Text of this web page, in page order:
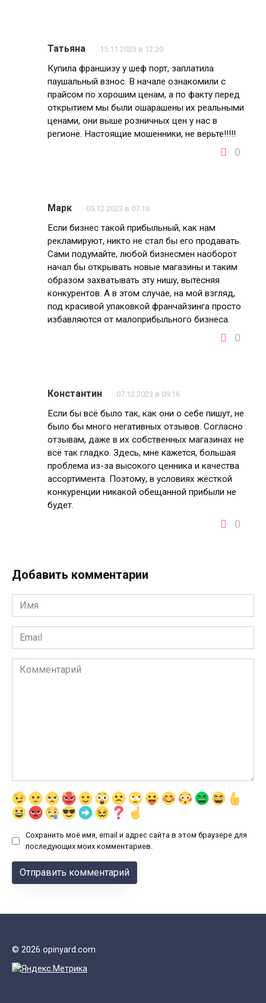
Татьяна 15.11.2023 в 12:20
Купила франшизу у шеф порт, заплатила
паушальный взнос. В начале ознакомили с
прайсом по хорошим ценам, а по факту перед
открытием мы были ошарашены их реальными
ценами, они выше розничных цен у нас в
регионе. Настоящие мошенники, не верьте!!!!!
0
Марк 05.12.2023 в 07:16
Если бизнес такой прибыльный, как нам
рекламируют, никто не стал бы его продавать.
Сами подумайте, любой бизнесмен наоборот
начал бы открывать новые магазины и таким
образом захватывать эту нишу, вытесняя
конкурентов. А в этом случае, на мой взгляд,
под красивой упаковкой франчайзинга просто
избавляются от малоприбыльного бизнеса.
0
Константин 07.12.2023 в 09:16
Если бы всё было так, как они о себе пишут, не
было бы много негативных отзывов. Согласно
отзывам, даже в их собственных магазинах не
всё так гладко. Здесь, мне кажется, большая
проблема из-за высокого ценника и качества
ассортимента. Поэтому, в условиях жёсткой
конкуренции никакой обещанной прибыли не
будет.
0
Добавить комментарии
Имя
*
Email
*
Комментарий
Сохранить моё имя, email и адрес сайта в этом браузере для
последующих моих комментариев.
© 2026 opinyard.com